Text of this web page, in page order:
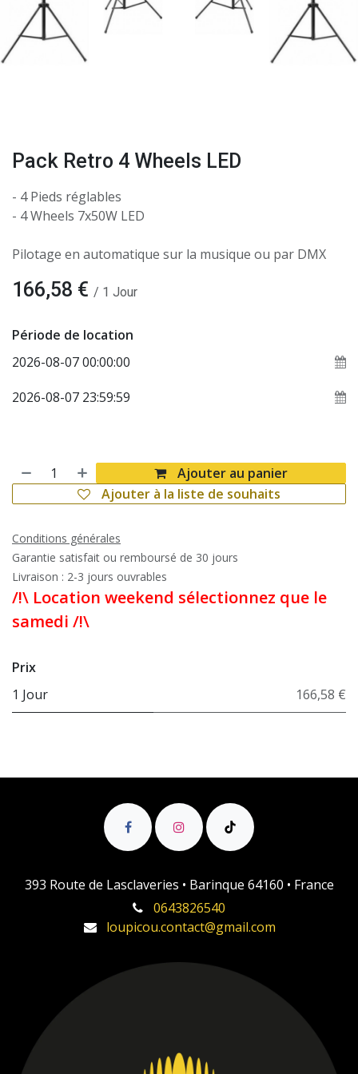
Pack Retro 4 Wheels LED
- 4 Pieds réglables
- 4 Wheels 7x50W LED
Pilotage en automatique sur la musique ou par DMX
166,58 € / 1 Jour
Période de location
Ajouter au panier
Ajouter à la liste de souhaits
Conditions générales
Garantie satisfait ou remboursé de 30 jours
Livraison : 2-3 jours ouvrables
/!\ Location weekend sélectionnez que le
samedi /!\
Prix
1 Jour
166,58 €
393 Route de Lasclaveries • Barinque 64160 • France
0643826540
loupicou.contact@gmail.com